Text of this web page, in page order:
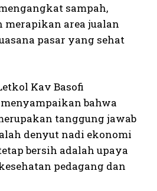
sampah,
merapikan area jualan
pasar yang sehat
Kav Basofi
menyampaikan bahwa
tanggung jawab
denyut nadi ekonomi
bersih adalah upaya
pedagang dan